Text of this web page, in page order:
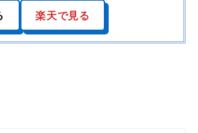
楽天で見る